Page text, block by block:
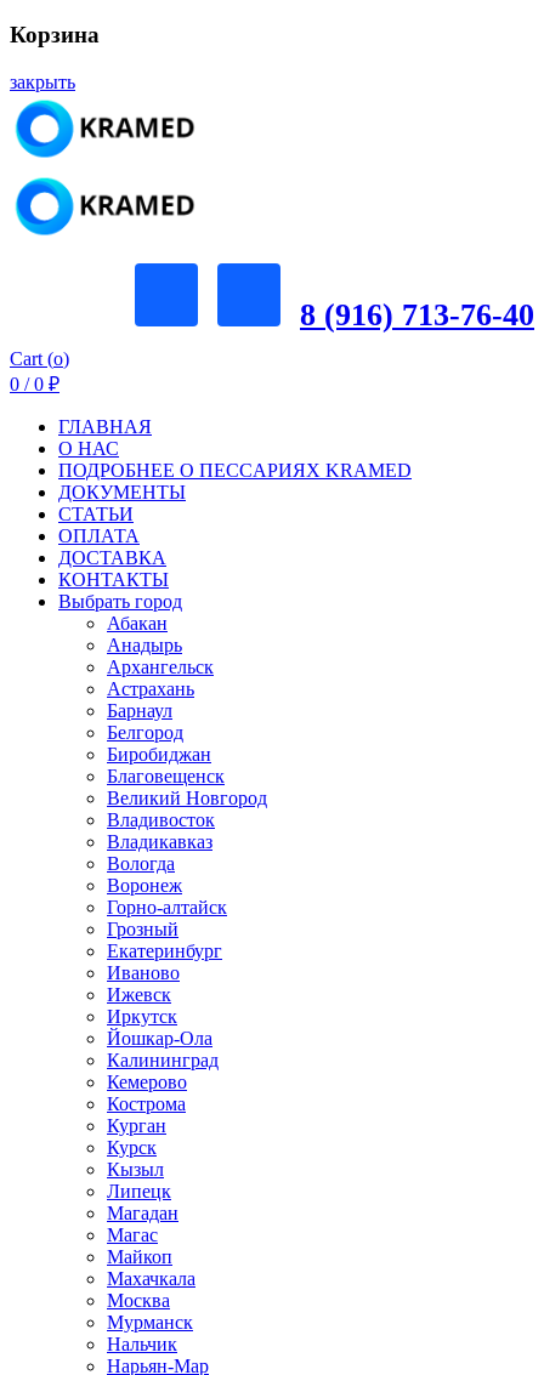
Корзина
закрыть
8 (916) 713-76-40
Cart (o)
0 / 0 ₽
ГЛАВНАЯ
О НАС
ПОДРОБНЕЕ О ПEСCАРИЯХ KRAMED
ДОКУМЕНТЫ
СТАТЬИ
ОПЛАТА
ДОСТАВКА
КОНТАКТЫ
Выбрать город
Абакан
Анадырь
Архангельск
Астрахань
Барнаул
Белгород
Биробиджан
Благовещенск
Великий Новгород
Владивосток
Владикавказ
Вологда
Воронеж
Горно-алтайск
Грозный
Екатеринбург
Иваново
Ижевск
Иркутск
Йошкар-Ола
Калининград
Кемерово
Кострома
Курган
Курск
Кызыл
Липецк
Магадан
Магас
Майкоп
Махачкала
Москва
Мурманск
Нальчик
Нарьян-Мар